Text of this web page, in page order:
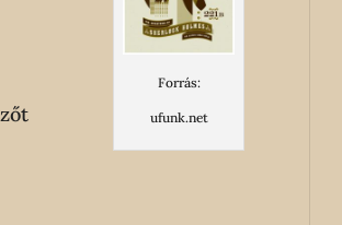
Forrás:
ufunk.net